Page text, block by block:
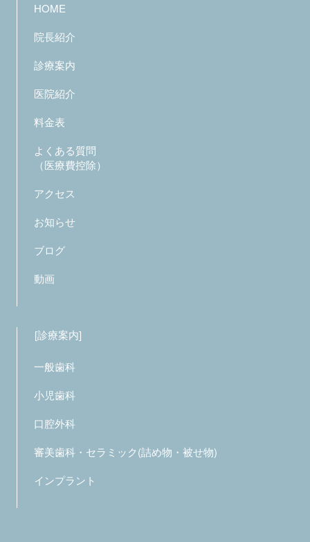
HOME
院長紹介
診療案内
医院紹介
料金表
よくある質問
（医療費控除）
アクセス
お知らせ
ブログ
動画
診療案内
一般歯科
小児歯科
口腔外科
審美歯科・セラミック(詰め物・被せ物)
インプラント